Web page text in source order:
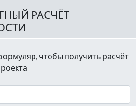
РАСЧЁТ
чтобы получить расчёт